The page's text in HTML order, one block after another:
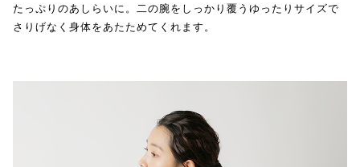
たっぷりのあしらいに。二の腕をしっかり覆うゆったりサイズで
さりげなく身体をあたためてくれます。